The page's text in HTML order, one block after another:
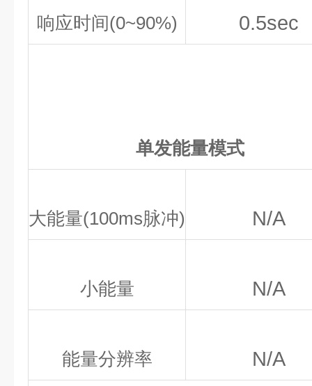
响应时间(0~90%) 0.5sec
单发能量模式
大能量(100ms脉冲) N/A
小能量 N/A
能量分辨率 N/A